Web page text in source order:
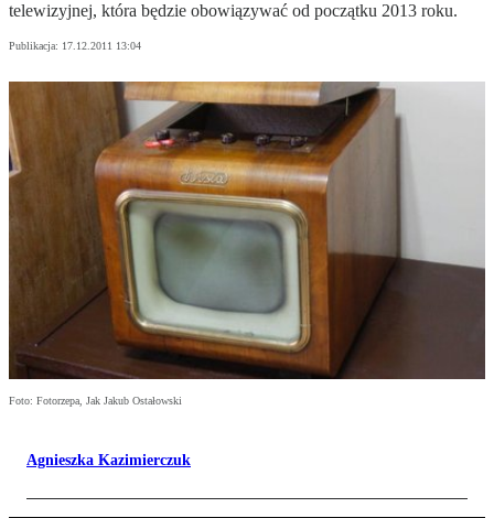
telewizyjnej, która będzie obowiązywać od początku 2013 roku.
Publikacja: 17.12.2011 13:04
Foto: Fotorzepa, Jak Jakub Ostałowski
Agnieszka Kazimierczuk